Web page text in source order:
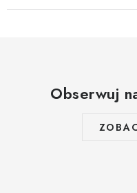
Obserwuj